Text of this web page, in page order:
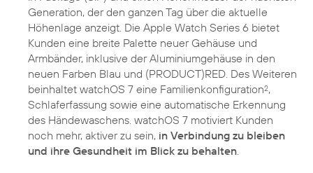
Generation, der den ganzen Tag über die aktuelle
Höhenlage anzeigt. Die Apple Watch Series 6 bietet
Kunden eine breite Palette neuer Gehäuse und
Armbänder, inklusive der Aluminiumgehäuse in den
neuen Farben Blau und (PRODUCT)RED. Des Weiteren
beinhaltet watchOS 7 eine Familienkonfiguration2,
Schlaferfassung sowie eine automatische Erkennung
des Händewaschens. watchOS 7 motiviert Kunden
noch mehr, aktiver zu sein, in Verbindung zu bleiben
und ihre Gesundheit im Blick zu behalten